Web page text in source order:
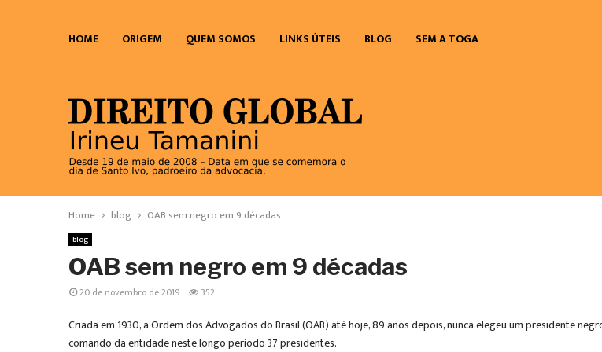
HOME ORIGEM QUEM SOMOS LINKS ÚTEIS BLOG SEM A TOGA
Home blog OAB sem negro em 9 décadas
blog
OAB sem negro em 9 décadas
20 de novembro de 2019 352
Criada em 1930, a Ordem dos Advogados do Brasil (OAB) até hoje, 89 anos depois, nunca elegeu um presidente
comando da entidade neste longo período 37 presidentes.